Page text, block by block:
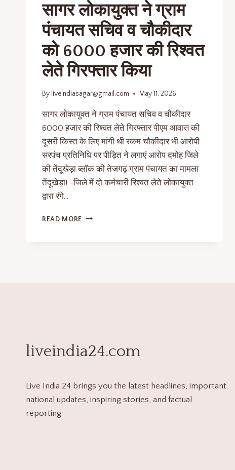
सागर लोकायुक्त ने ग्राम
पंचायत सचिव व चौकीदार
को 6000 हजार की रिश्वत
लेते गिरफ्तार किया
By liveindiasagar@gmail.com May 11, 2026
सागर लोकायुक्त ने ग्राम पंचायत सचिव व चौकीदार
6000 हजार की रिश्वत लेते गिरफ्तार पीएम आवास की
दूसरी किस्त के लिए मांगी थी रकम चौकीदार भी आरोपी
सरपंच प्रतिनिधि पर पीड़ित ने लगाएं आरोप दमोह जिले
की तेंदूखेड़ा ब्लॉक की तेजगढ़ ग्राम पंचायत का मामला
तेंदूखेड़ा! -जिले में दो कर्मचारी रिश्वत लेते लोकायुक्त
द्वारा रंगे…
READ MORE
liveindia24.com
Live India 24 brings you the latest headlines, important
national updates, inspiring stories, and factual
reporting.